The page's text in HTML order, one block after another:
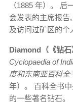
（1885 年）。
会发表的主席报告
及访问过矿区的个
Diamond（《钻石
Cyclopaedia of
度和东南亚百科全
年）。 百科全书
的一些著名钻石。